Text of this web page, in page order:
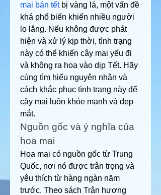
mai bán tết bị vàng lá, một vấn đề
khá phổ biến khiến nhiều người
lo lắng. Nếu không được phát
hiện và xử lý kịp thời, tình trạng
này có thể khiến cây mai yếu đi
và không ra hoa vào dịp Tết. Hãy
cùng tìm hiểu nguyên nhân và
cách khắc phục tình trạng này để
cây mai luôn khỏe mạnh và đẹp
mắt.
Nguồn gốc và ý nghĩa của
hoa mai
Hoa mai có nguồn gốc từ Trung
Quốc, nơi nó được trân trọng và
yêu thích từ hàng ngàn năm
trước. Theo sách Trân hương